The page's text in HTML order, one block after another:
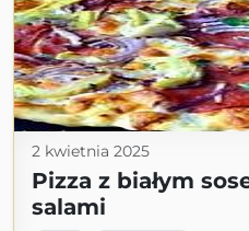
2 kwietnia 2025
Pizza z białym
salami